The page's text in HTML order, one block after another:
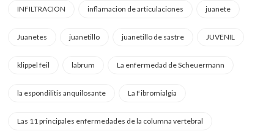
INFILTRACION inflamacion de articulaciones juanete
Juanetes juanetillo juanetillo de sastre JUVENIL
klippel feil labrum La enfermedad de Scheuermann
la espondilitis anquilosante La Fibromialgia
Las 11 principales enfermedades de la columna vertebral